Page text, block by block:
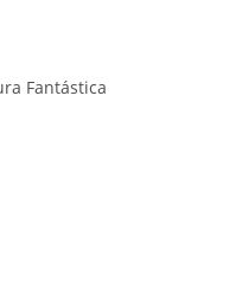
Fantástica